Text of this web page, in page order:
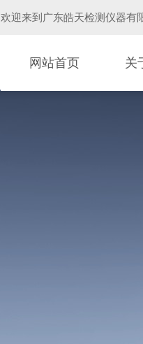
欢迎来到 广东皓天检测仪器有
网站首页 关